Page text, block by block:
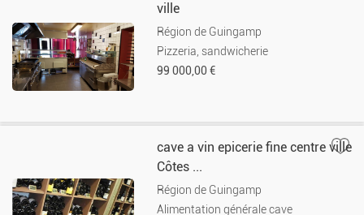
ville
Région de Guingamp
Pizzeria, sandwicherie
99 000,00 €
cave a vin epicerie fine centre ville
Côtes ...
Région de Guingamp
Alimentation générale cave